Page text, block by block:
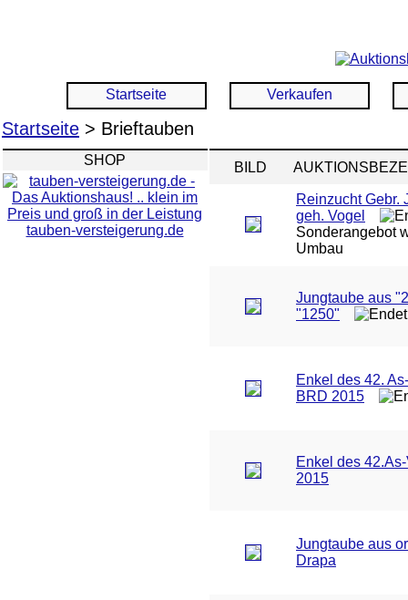
Startseite Verkaufen
Startseite > Brieftauben
SHOP
tauben-versteigerung.de
BILD
Reinzucht Gebr.
geh. Vogel
Sonderangebot
Umbau
Jungtaube aus
"1250"
Enkel des 42.
BRD 2015
Enkel des
2015
Jungtaube aus
Drapa